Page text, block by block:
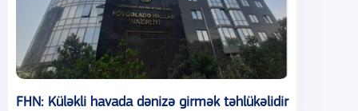
FHN: Küləkli havada dənizə girmək təhlükəlidir